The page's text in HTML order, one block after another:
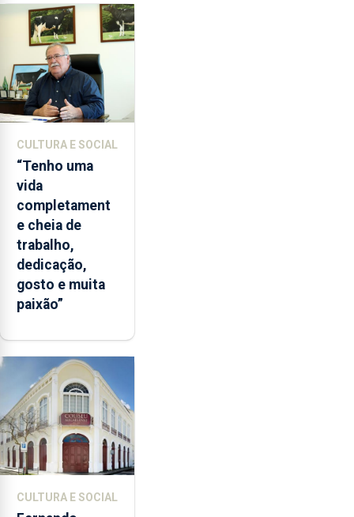
CULTURA E SOCIAL
“Tenho uma
vida
completament
e cheia de
trabalho,
dedicação,
gosto e muita
paixão”
CULTURA E SOCIAL